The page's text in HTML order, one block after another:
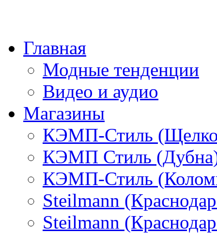
Главная
Модные тенденции
Видео и аудио
Магазины
КЭМП-Стиль
КЭМП Стиль
КЭМП-Стиль
Steilmann
Steilmann